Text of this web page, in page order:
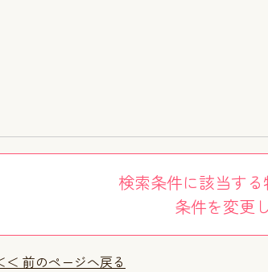
検索条件に該当する
条件を変更
＜ 前のページへ戻る